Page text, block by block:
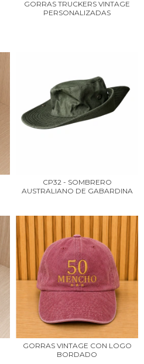
GORRAS TRUCKERS VINTAGE
PERSONALIZADAS
CP32 - SOMBRERO
AUSTRALIANO DE GABARDINA
GORRAS VINTAGE CON LOGO
BORDADO